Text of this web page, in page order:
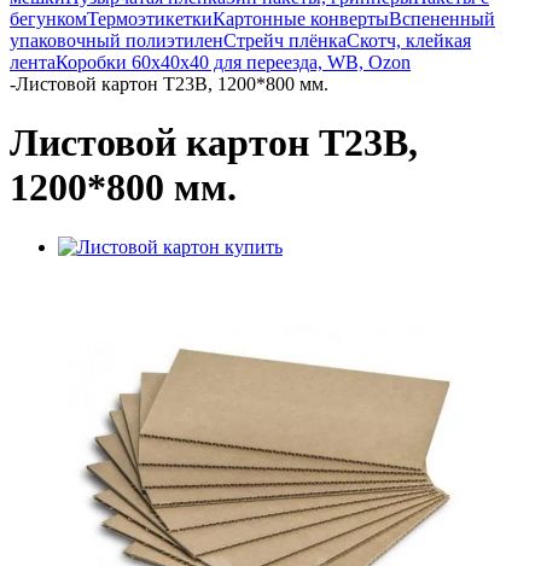
бегункомТермоэтикеткиКартонные конвертыВспененный
упаковочный полиэтиленСтрейч плёнкаСкотч, клейкая
лентаКоробки 60х40х40 для переезда, WB, Ozon
-Листовой картон Т23В, 1200*800 мм.
Листовой картон Т23В,
1200*800 мм.